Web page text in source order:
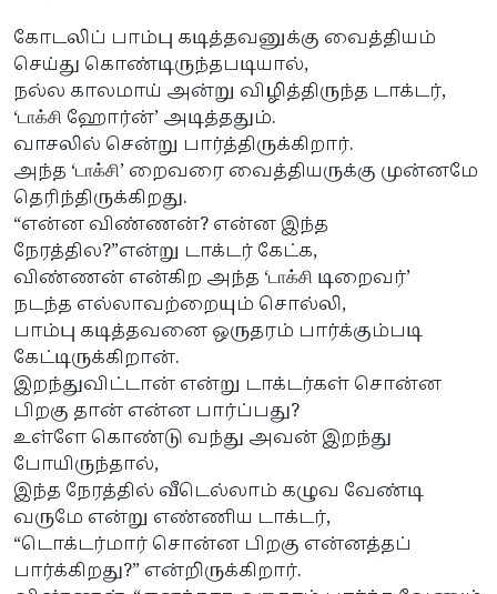
கோடலிப் பாம்பு கடித்தவனுக்கு வைத்தியம்
செய்து கொண்டிருந்தபடியால்,
நல்ல காலமாய் அன்று விழித்திருந்த டாக்டர்,
‘டாக்சி ஹோர்ன்’ அடித்ததும்.
வாசலில் சென்று பார்த்திருக்கிறார்.
அந்த ‘டாக்சி’ றைவரை வைத்தியருக்கு முன்னமே
தெரிந்திருக்கிறது.
“என்ன விண்ணன்? என்ன இந்த
நேரத்தில?”என்று டாக்டர் கேட்க,
விண்ணன் என்கிற அந்த ‘டாக்சி டிறைவர்’
நடந்த எல்லாவற்றையும் சொல்லி,
பாம்பு கடித்தவனை ஒருதரம் பார்க்கும்படி
கேட்டிருக்கிறான்.
இறந்துவிட்டான் என்று டாக்டர்கள் சொன்ன
பிறகு தான் என்ன பார்ப்பது?
உள்ளே கொண்டு வந்து அவன் இறந்து
போயிருந்தால்,
இந்த நேரத்தில் வீடெல்லாம் கழுவ வேண்டி
வருமே என்று எண்ணிய டாக்டர்,
“டொக்டர்மார் சொன்ன பிறகு என்னத்தப்
பார்க்கிறது?” என்றிருக்கிறார்.